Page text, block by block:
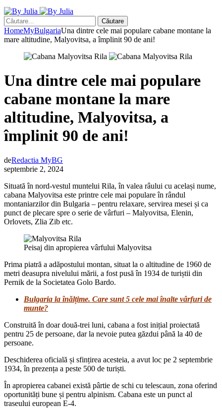
Căutare
HomeMyBulgariaUna dintre cele mai populare cabane montane la
mare altitudine, Malyovitsa, a împlinit 90 de ani!
Una dintre cele mai populare
cabane montane la mare
altitudine, Malyovitsa, a
împlinit 90 de ani!
deRedactia MyBG
septembrie 2, 2024
Situată în nord-vestul muntelui Rila, în valea râului cu același nume,
cabana Malyovitsa este printre cele mai populare în rândul
montaniarzilor din Bulgaria – pentru relaxare, servirea mesei și ca
punct de plecare spre o serie de vârfuri – Malyovitsa, Elenin,
Orlovets, Zlia Zib etc.
Peisaj din apropierea vârfului Malyovitsa
Prima piatră a adăpostului montan, situat la o altitudine de 1960 de
metri deasupra nivelului mării, a fost pusă în 1934 de turiștii din
Pernik de la Societatea Golo Bardo.
Bulgaria la înălțime. Care sunt 5 cele mai înalte vârfuri de
munte?
Construită în doar două-trei luni, cabana a fost inițial proiectată
pentru 25 de persoane, dar la nevoie putea găzdui până la 40 de
persoane.
Deschiderea oficială și sfințirea acesteia, a avut loc pe 2 septembrie
1934, în prezența a peste 500 de turiști.
În apropierea cabanei există pârtie de schi cu telescaun, zona oferind
oportunități bune și pentru alpinism. Cabana este un punct al
traseului european E-4.